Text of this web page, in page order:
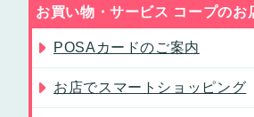
お買い物・サービス コープのお
POSAカードのご案内
お店でスマートショッピング